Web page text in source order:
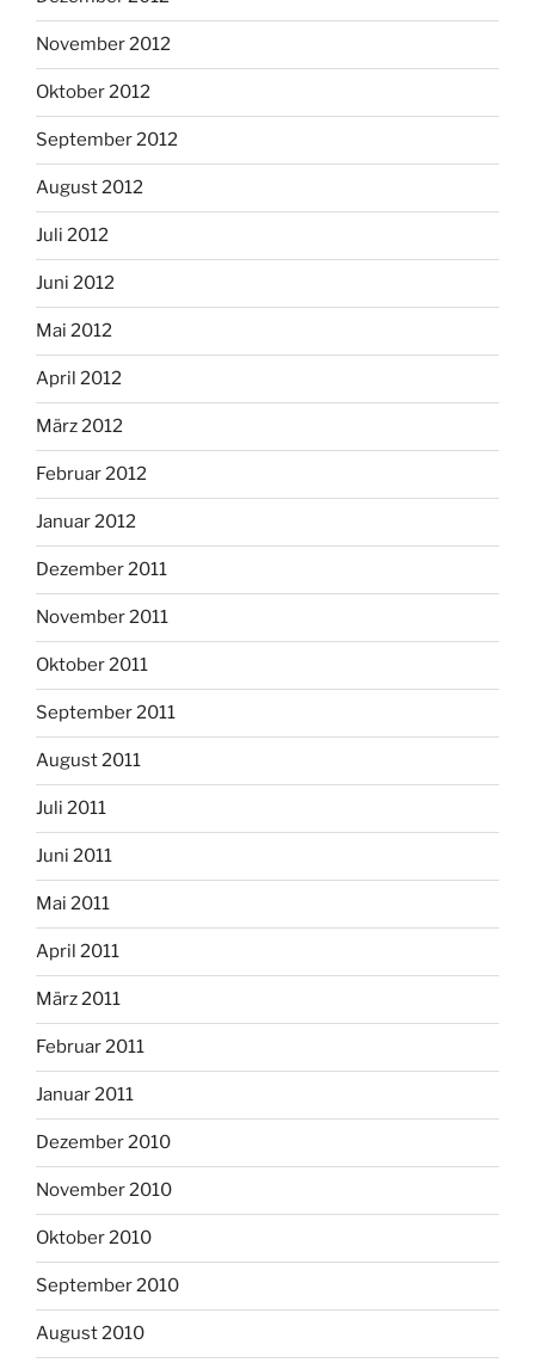
November 2012
Oktober 2012
September 2012
August 2012
Juli 2012
Juni 2012
Mai 2012
April 2012
März 2012
Februar 2012
Januar 2012
Dezember 2011
November 2011
Oktober 2011
September 2011
August 2011
Juli 2011
Juni 2011
Mai 2011
April 2011
März 2011
Februar 2011
Januar 2011
Dezember 2010
November 2010
Oktober 2010
September 2010
August 2010